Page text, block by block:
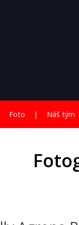
Foto Náš tým